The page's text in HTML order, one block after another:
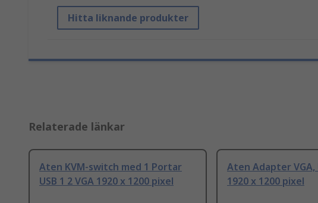
Hitta liknande produkter
Relaterade länkar
Aten KVM-switch med 1 Portar
USB 1 2 VGA 1920 x 1200 pixel
Aten Adapter VGA,
1920 x 1200 pixel